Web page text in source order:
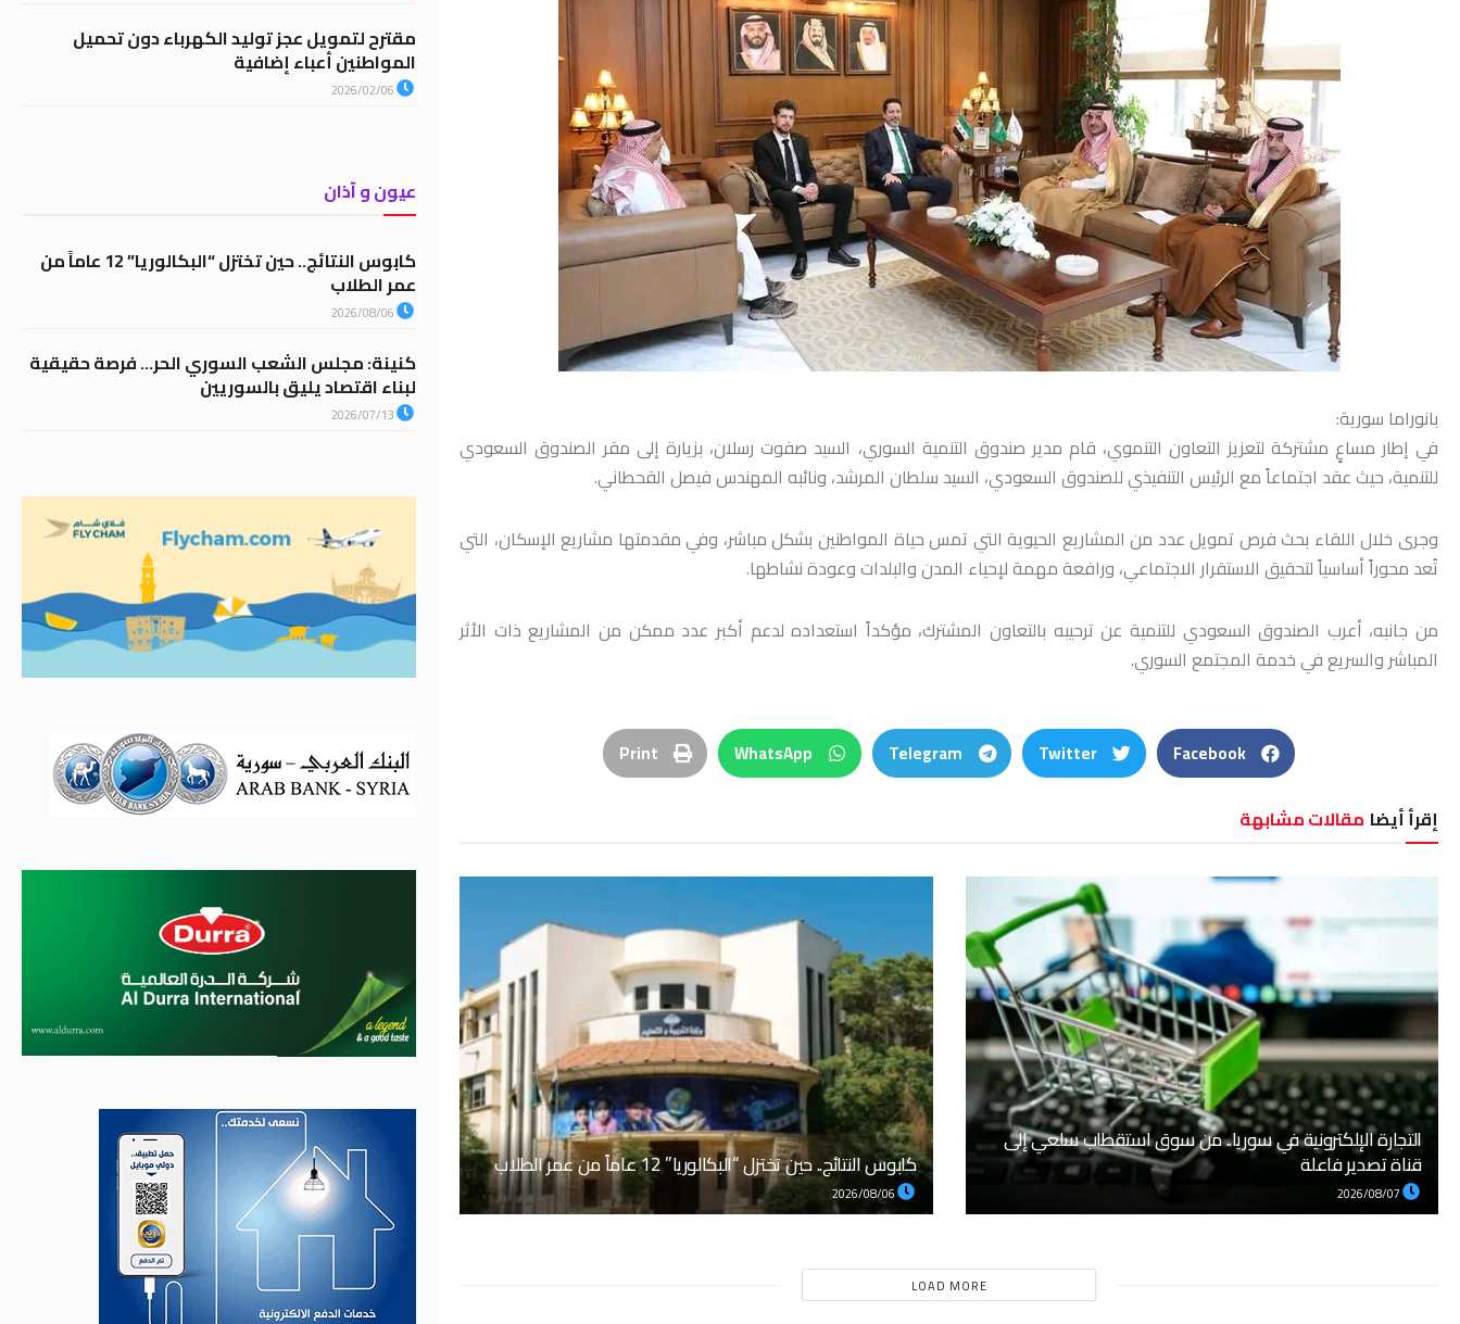
بانوراما سورية:
في إطار مساعٍ مشتركة لتعزيز التعاون التنموي، قام مدير صندوق التنمية السوري، السيد صفوت رسلان، بزيارة إلى مقر الصندوق السعودي
للتنمية، حيث عقد اجتماعاً مع الرئيس التنفيذي للصندوق السعودي، السيد سلطان المرشد، ونائبه المهندس فيصل القحطاني.
وجرى خلال اللقاء بحث فرص تمويل عدد من المشاريع الحيوية التي تمس حياة المواطنين بشكل مباشر، وفي مقدمتها مشاريع الإسكان، التي
تُعد محوراً أساسياً لتحقيق الاستقرار الاجتماعي، ورافعة مهمة لإحياء المدن والبلدات وعودة نشاطها.
من جانبه، أعرب الصندوق السعودي للتنمية عن ترحيبه بالتعاون المشترك، مؤكداً استعداده لدعم أكبر عدد ممكن من المشاريع ذات الأثر
المباشر والسريع في خدمة المجتمع السوري.
Facebook
Twitter
Telegram
WhatsApp
Print
إقرأ أيضا مقالات مشابهة
التجارة الإلكترونية في سوريا.. من سوق استقطاب سلعي إلى
قناة تصدير فاعلة كابوس النتائج.. حين تختزل “البكالوريا” 12 عاماً من عمر الطلاب
LOAD MORE
مقترح لتمويل عجز توليد الكهرباء دون تحميل
المواطنين أعباء إضافية
2026/02/06
عيون و آذان
كابوس النتائج.. حين تختزل “البكالوريا” 12 عاماً من
عمر الطلاب
2026/08/06
كنينة: مجلس الشعب السوري الحر… فرصة حقيقية
لبناء اقتصاد يليق بالسوريين
2026/07/13